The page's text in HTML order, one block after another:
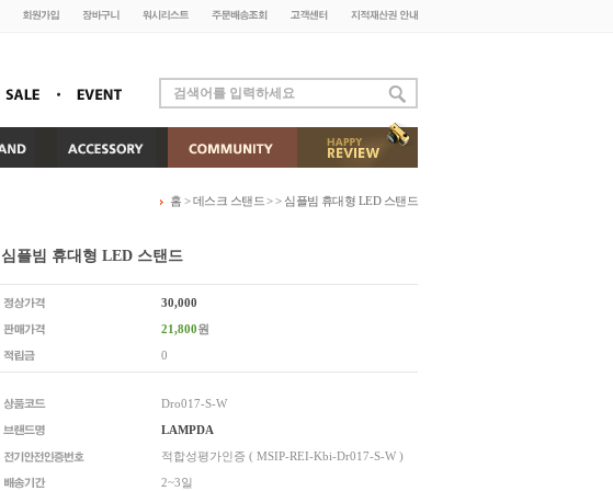
홈 >데스크 스탠드>> 심플빔 휴대형 LED 스탠드
심플빔 휴대형 LED 스탠드
30,000
21,800원
0
Dro017-S-W
LAMPDA
적합성평가인증 ( MSIP-REI-Kbi-Dr017-S-W )
2~3일